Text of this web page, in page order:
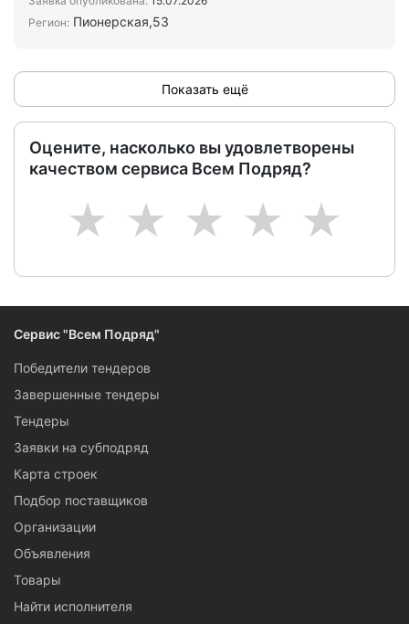
Регион: Пионерская,53
Показать ещё
Оцените, насколько вы удовлетворены
качеством сервиса Всем Подряд?
5
4
3
2
1
Сервис "Всем Подряд"
Победители тендеров
Завершенные тендеры
Тендеры
Заявки на субподряд
Карта строек
Подбор поставщиков
Организации
Объявления
Товары
Найти исполнителя